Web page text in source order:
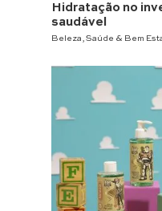
Hidratação no
saudável
Beleza Saúde & Bem